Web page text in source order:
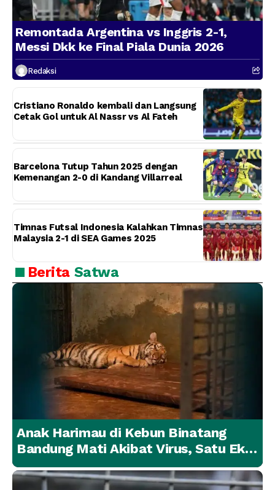
Remontada Argentina vs Inggris 2-1,
Messi Dkk ke Final Piala Dunia 2026
Redaksi
Cristiano Ronaldo kembali dan Langsung
Cetak Gol untuk Al Nassr vs Al Fateh
Barcelona Tutup Tahun 2025 dengan
Kemenangan 2-0 di Kandang Villarreal
Timnas Futsal Indonesia Kalahkan Timnas
Malaysia 2-1 di SEA Games 2025
Berita Satwa
Anak Harimau di Kebun Binatang
Bandung Mati Akibat Virus, Satu Ekor
Lainnya Berangsur Membaik